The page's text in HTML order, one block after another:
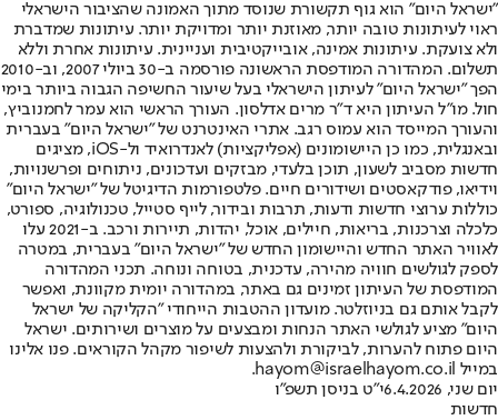
"ישראל היום" הוא גוף תקשורת שנוסד מתוך האמונה שהציבור הישראלי
ראוי לעיתונות טובה יותר, מאוזנת יותר ומדויקת יותר. עיתונות שמדברת
ולא צועקת. עיתונות אמינה, אובייקטיבית ועניינית. עיתונות אחרת וללא
תשלום. המהדורה המודפסת הראשונה פורסמה ב-30 ביולי 2007, וב-2010
הפך "ישראל היום" לעיתון הישראלי בעל שיעור החשיפה הגבוה ביותר בימי
חול. מו"ל העיתון היא ד"ר מרים אדלסון. העורך הראשי הוא עמר לחמנוביץ,
והעורך המייסד הוא עמוס רגב. אתרי האינטרנט של "ישראל היום" בעברית
ובאנגלית, כמו כן היישומונים (אפליקציות) לאנדרואיד ול-iOS, מציגים
חדשות מסביב לשעון, תוכן בלעדי, מבזקים ועדכונים, ניתוחים ופרשנויות,
וידיאו, פודקאסטים ושידורים חיים. פלטפורמות הדיגיטל של "ישראל היום"
כוללות ערוצי חדשות ודעות, תרבות ובידור, לייף סטייל, טכנולוגיה, ספורט,
כלכלה וצרכנות, בריאות, חיילים, אוכל, יהדות, תיירות ורכב. ב-2021 עלו
לאוויר האתר החדש והיישומון החדש של "ישראל היום" בעברית, במטרה
לספק לגולשים חוויה מהירה, עדכנית, בטוחה ונוחה. תכני המהדורה
המודפסת של העיתון זמינים גם באתר, במהדורה יומית מקוונת, ואפשר
לקבל אותם גם בניוזלטר. מועדון ההטבות הייחודי "הקליקה של ישראל
היום" מציע לגולשי האתר הנחות ומבצעים על מוצרים ושירותים. ישראל
היום פתוח להערות, לביקורת ולהצעות לשיפור מקהל הקוראים. פנו אלינו
במייל hayom@israelhayom.co.il.
יום שני, 6.4.2026
י"ט בניסן תשפ"ו
חדשות